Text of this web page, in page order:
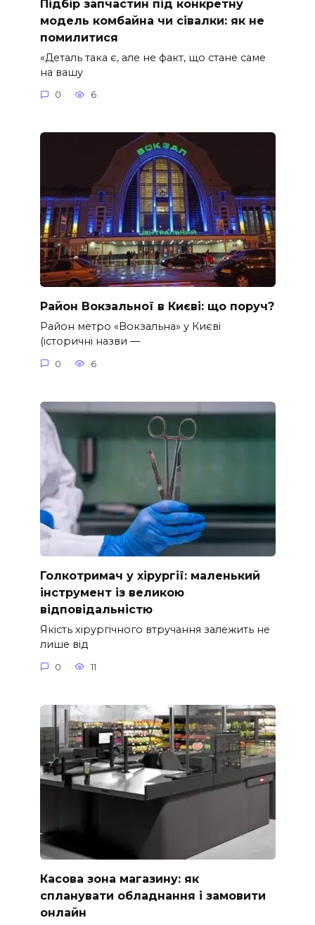
Підбір запчастин під конкретну
модель комбайна чи сівалки: як не
помилитися
«Деталь така є, але не факт, що стане саме
на вашу
0 6
Район Вокзальної в Києві: що поруч?
Район метро «Вокзальна» у Києві
(історичні назви —
0 6
Голкотримач у хірургії: маленький
інструмент із великою
відповідальністю
Якість хірургічного втручання залежить не
лише від
0 11
Касова зона магазину: як
спланувати обладнання і замовити
онлайн